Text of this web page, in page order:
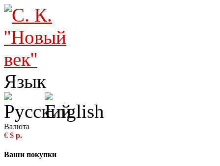
Язык
Валюта
€ $ р.
Ваши покупки